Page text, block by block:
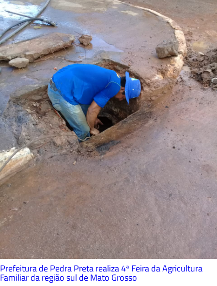
Prefeitura de Pedra Preta realiza 4ª Feira da Agricultura
Familiar da região sul de Mato Grosso